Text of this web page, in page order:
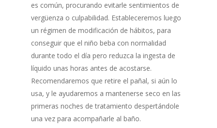
es común, procurando evitarle sentimientos de
vergüenza o culpabilidad. Estableceremos luego
un régimen de modificación de hábitos, para
conseguir que el niño beba con normalidad
durante todo el día pero reduzca la ingesta de
líquido unas horas antes de acostarse.
Recomendaremos que retire el pañal, si aún lo
usa, y le ayudaremos a mantenerse seco en las
primeras noches de tratamiento despertándole
una vez para acompañarle al baño.